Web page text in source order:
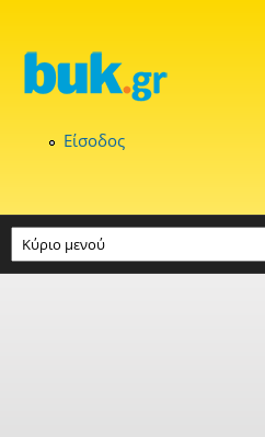
Είσοδος